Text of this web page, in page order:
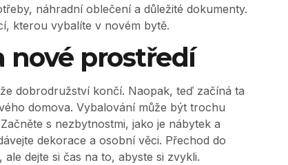
náhradní oblečení a důležité dokumenty.
kterou vybalíte v novém bytě.
nové prostředí
dobrodružství končí. Naopak, teď začíná ta
domova. Vybalování může být trochu
s nezbytnostmi, jako je nábytek a
dekorace a osobní věci. Přechod do
dejte si čas na to, abyste si zvykli.